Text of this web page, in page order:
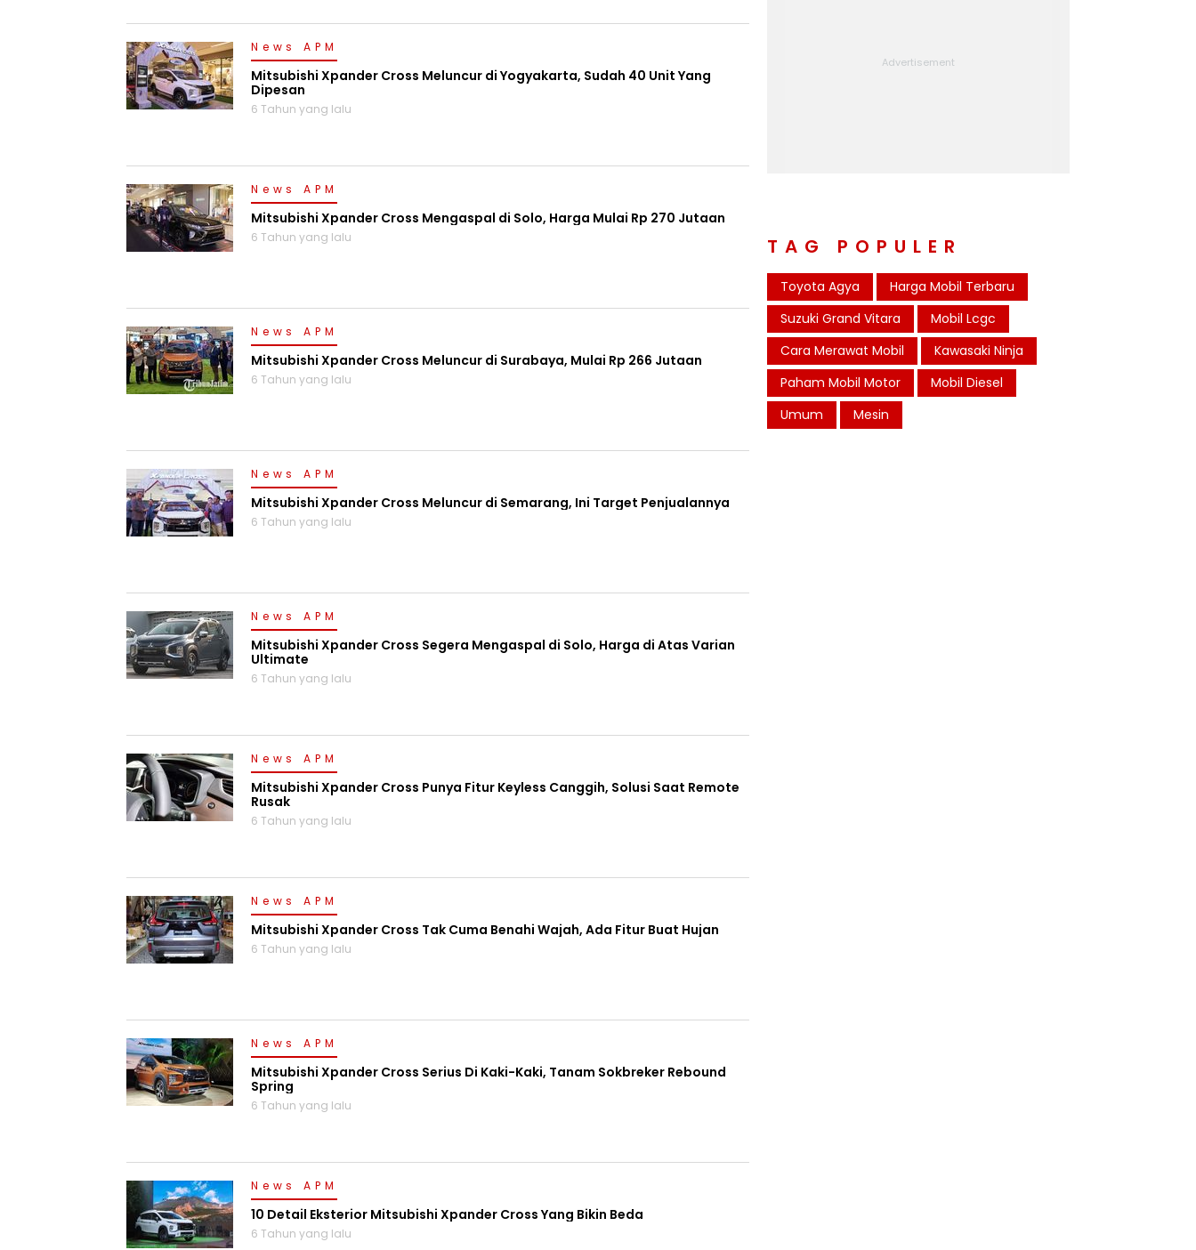
News APM
Mitsubishi Xpander Cross Meluncur di Yogyakarta, Sudah 40 Unit Yang
Dipesan
6 Tahun yang lalu
News APM
Mitsubishi Xpander Cross Mengaspal di Solo, Harga Mulai Rp 270 Jutaan
6 Tahun yang lalu
News APM
Mitsubishi Xpander Cross Meluncur di Surabaya, Mulai Rp 266 Jutaan
6 Tahun yang lalu
News APM
Mitsubishi Xpander Cross Meluncur di Semarang, Ini Target Penjualannya
6 Tahun yang lalu
News APM
Mitsubishi Xpander Cross Segera Mengaspal di Solo, Harga di Atas Varian
Ultimate
6 Tahun yang lalu
News APM
Mitsubishi Xpander Cross Punya Fitur Keyless Canggih, Solusi Saat Remote
Rusak
6 Tahun yang lalu
News APM
Mitsubishi Xpander Cross Tak Cuma Benahi Wajah, Ada Fitur Buat Hujan
6 Tahun yang lalu
News APM
Mitsubishi Xpander Cross Serius Di Kaki-Kaki, Tanam Sokbreker Rebound
Spring
6 Tahun yang lalu
News APM
10 Detail Eksterior Mitsubishi Xpander Cross Yang Bikin Beda
6 Tahun yang lalu
TAG POPULER
Toyota Agya
Harga Mobil Terbaru
Suzuki Grand Vitara
Mobil Lcgc
Cara Merawat Mobil
Kawasaki Ninja
Paham Mobil Motor
Mobil Diesel
Umum
Mesin